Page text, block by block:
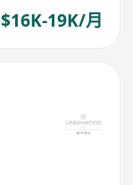
$16K-19K/月